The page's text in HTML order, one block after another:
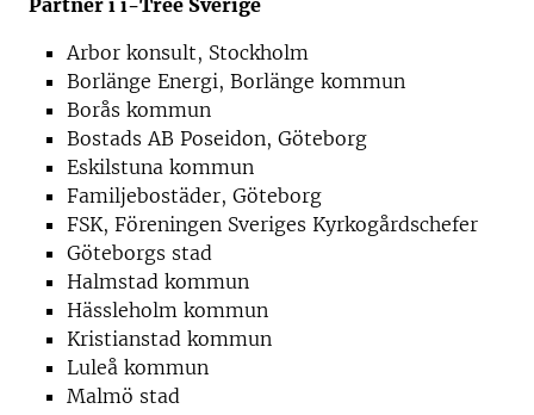
Partner i i-Tree Sverige
Arbor konsult, Stockholm
Borlänge Energi, Borlänge kommun
Borås kommun
Bostads AB Poseidon, Göteborg
Eskilstuna kommun
Familjebostäder, Göteborg
FSK, Föreningen Sveriges Kyrkogårdschefer
Göteborgs stad
Halmstad kommun
Hässleholm kommun
Kristianstad kommun
Luleå kommun
Malmö stad